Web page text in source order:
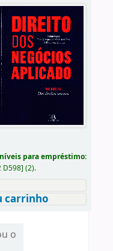
para empréstimo:
D598] (2).
carrinho
o